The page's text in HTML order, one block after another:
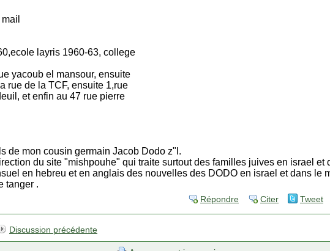
layris 1960-63, college
yacoub el mansour, ensuite
rue de la TCF, ensuite 1,rue
et enfin au 47 rue pierre
de mon cousin germain Jacob Dodo z"l.
du site "mishpouhe" qui traite surtout des familles juives en israel et
en hebreu et en anglais des nouvelles des DODO en israel et dans le
tanger .
Répondre Citer Tweet
Discussion précédente